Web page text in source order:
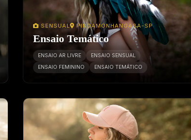
SENSUAL PINDAMONHANGABA-SP
Ensaio Temático
ENSAIO AR LIVRE
ENSAIO SENSUAL
ENSAIO FEMININO
ENSAIO TEMÁTICO